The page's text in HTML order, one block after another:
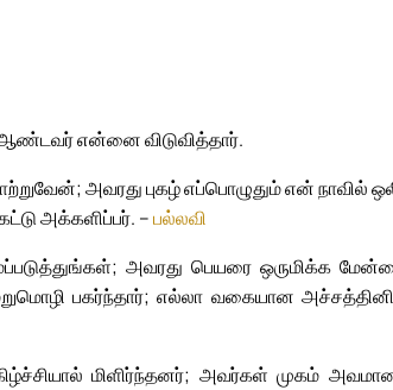
என்னை விடுவித்தார்.
அவரது புகழ் எப்பொழுதும் என் நாவில்
அக்களிப்பர். –பல்லவி
அவரது பெயரை ஒருமிக்க
பகர்ந்தார்; எல்லா வகையான
மிளிர்ந்தனர்; அவர்கள் முகம்